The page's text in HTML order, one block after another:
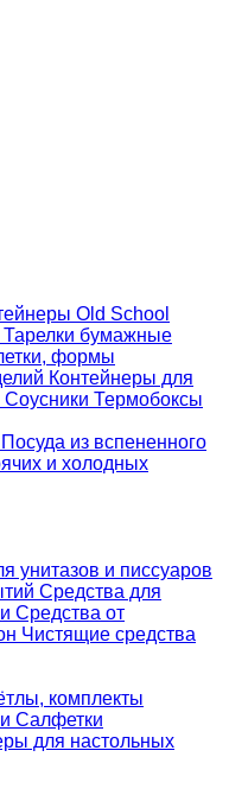
Old School
Тарелки бумажные
формы
Контейнеры для
Соусники Термобоксы
Посуда из вспененного
и холодных
унитазов и писсуаров
Средства для
Средства от
Чистящие средства
комплекты
Салфетки
для настольных